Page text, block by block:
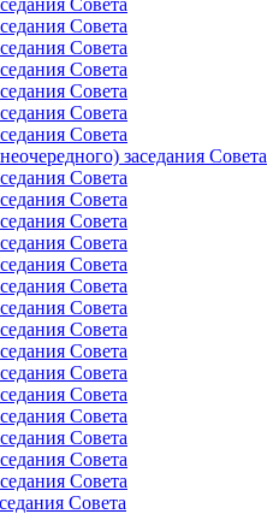
Совета
Совета
Совета
Совета
Совета
Совета
Совета
заседания Совета
Совета
Совета
Совета
Совета
Совета
Совета
Совета
Совета
Совета
Совета
Совета
Совета
Совета
Совета
Совета
Совета